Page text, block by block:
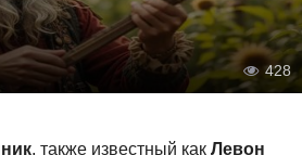
428
, также известный как Левон